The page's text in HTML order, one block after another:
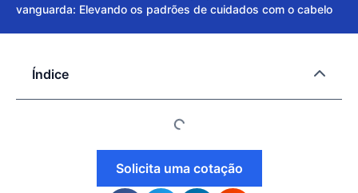
vanguarda: Elevando os padrões de cuidados com o cabelo
Índice
Solicita uma cotação